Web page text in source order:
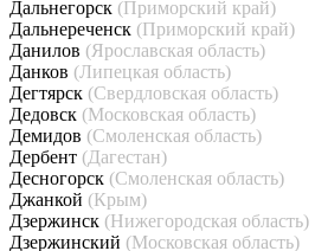
Дальнегорск (Приморский край)
Дальнереченск (Приморский край)
Данилов (Ярославская область)
Данков (Липецкая область)
Дегтярск (Свердловская область)
Дедовск (Московская область)
Демидов (Смоленская область)
Дербент (Дагестан)
Десногорск (Смоленская область)
Джанкой (Крым)
Дзержинск (Нижегородская область)
Дзержинский (Московская область)